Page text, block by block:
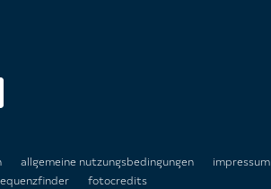
allgemeine nutzungsbedingungen
impressum
fotocredits